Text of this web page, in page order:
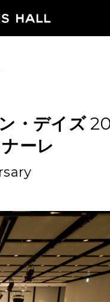
NEWS
ABOUT
・デイズ
ーレ